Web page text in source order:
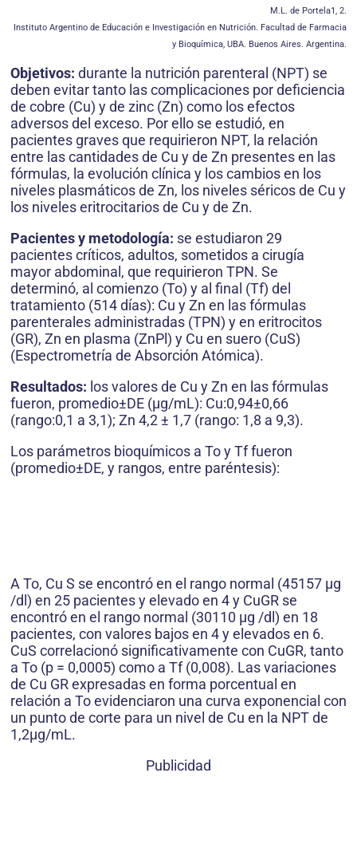
M.L. de Portela1, 2.
Instituto Argentino de Educación e Investigación en Nutrición. Facultad de Farmacia
y Bioquímica, UBA. Buenos Aires. Argentina.
Objetivos: durante la nutrición parenteral (NPT) se
deben evitar tanto las complicaciones por deficiencia
de cobre (Cu) y de zinc (Zn) como los efectos
adversos del exceso. Por ello se estudió, en
pacientes graves que requirieron NPT, la relación
entre las cantidades de Cu y de Zn presentes en las
fórmulas, la evolución clínica y los cambios en los
niveles plasmáticos de Zn, los niveles séricos de Cu y
los niveles eritrocitarios de Cu y de Zn.
Pacientes y metodología: se estudiaron 29
pacientes críticos, adultos, sometidos a cirugía
mayor abdominal, que requirieron TPN. Se
determinó, al comienzo (To) y al final (Tf) del
tratamiento (514 días): Cu y Zn en las fórmulas
parenterales administradas (TPN) y en eritrocitos
(GR), Zn en plasma (ZnPl) y Cu en suero (CuS)
(Espectrometría de Absorción Atómica).
Resultados: los valores de Cu y Zn en las fórmulas
fueron, promedio±DE (μg/mL): Cu:0,94±0,66
(rango:0,1 a 3,1); Zn 4,2 ± 1,7 (rango: 1,8 a 9,3).
Los parámetros bioquímicos a To y Tf fueron
(promedio±DE, y rangos, entre paréntesis):
A To, Cu S se encontró en el rango normal (45157 μg
/dl) en 25 pacientes y elevado en 4 y CuGR se
encontró en el rango normal (30110 μg /dl) en 18
pacientes, con valores bajos en 4 y elevados en 6.
CuS correlacionó significativamente con CuGR, tanto
a To (p = 0,0005) como a Tf (0,008). Las variaciones
de Cu GR expresadas en forma porcentual en
relación a To evidenciaron una curva exponencial con
un punto de corte para un nivel de Cu en la NPT de
1,2μg/mL.
Publicidad